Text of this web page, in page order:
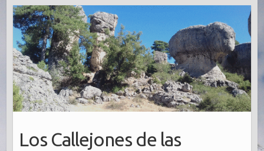
Los Callejones de las